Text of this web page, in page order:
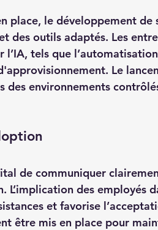
place, le développement de
des outils adaptés. Les
tels que
Le
environnements
de communiquer
L’implication des employés
et favorise
être mis en place pour